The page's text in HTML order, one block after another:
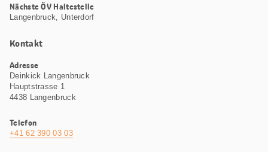
Nächste ÖV Haltestelle
Langenbruck, Unterdorf
Kontakt
Adresse
Deinkick Langenbruck
Hauptstrasse 1
4438 Langenbruck
Telefon
+41 62 390 03 03